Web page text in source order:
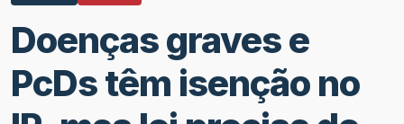
Doenças graves e
PcDs têm isenção no